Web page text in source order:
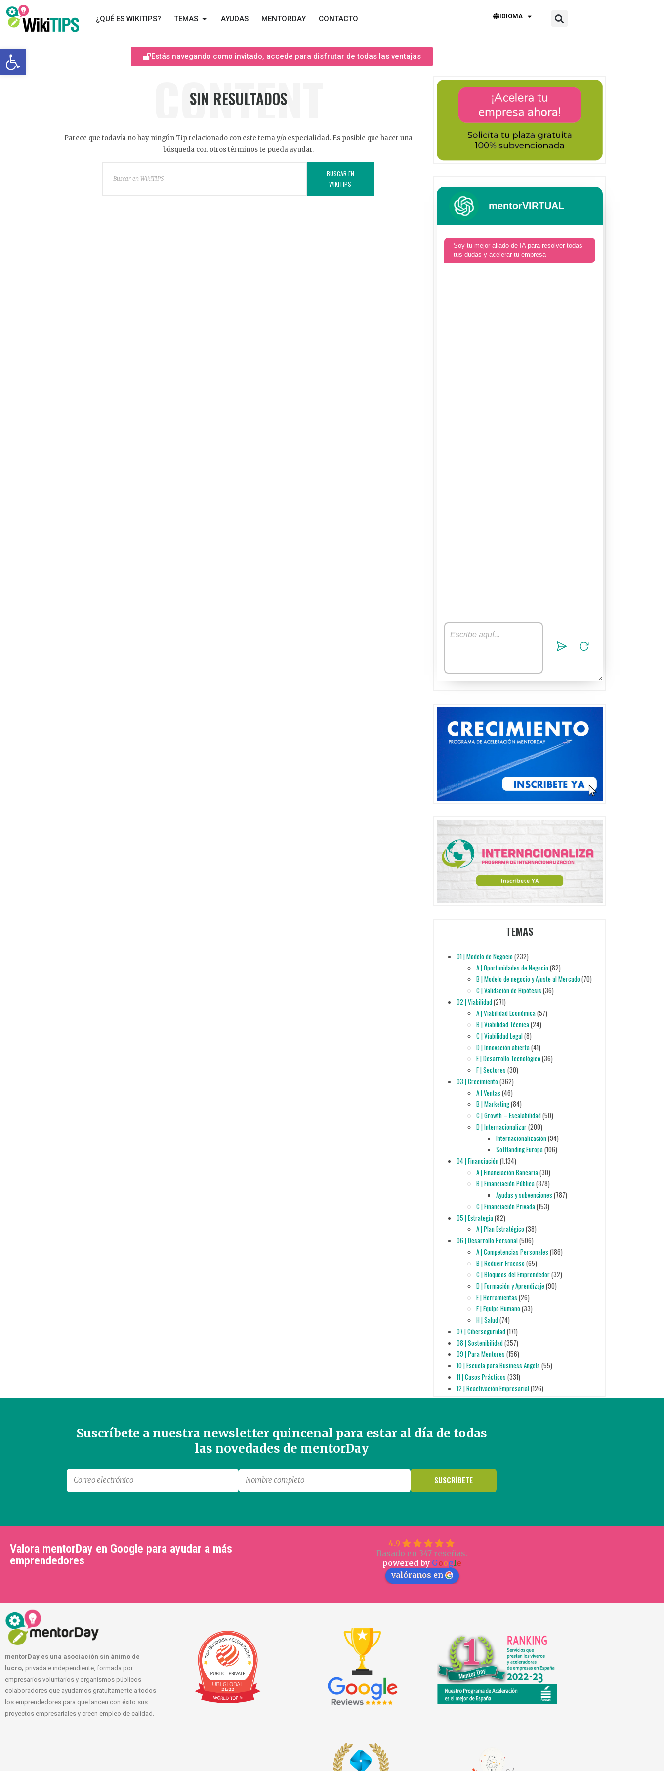
Abrir barra de herramientas
¿QUÉ ES WIKITIPS? TEMAS AYUDAS MENTORDAY CONTACTO IDIOMA
Estás navegando como invitado, accede para disfrutar de todas las ventajas
CONTENT
SIN RESULTADOS
Parece que todavía no hay ningún Tip relacionado con este tema y/o especialidad. Es posible que hacer una
búsqueda con otros términos te pueda ayudar.
BUSCAR EN
WIKITIPS
mentorVIRTUAL
Soy tu mejor aliado de IA para resolver todas
tus dudas y acelerar tu empresa
TEMAS
01 | Modelo de Negocio(232)
A | Oportunidades de Negocio(82)
B | Modelo de negocio y Ajuste al Mercado(70)
C | Validación de Hipótesis (36)
02 | Viabilidad(271)
A | Viabilidad Económica(57)
B | Viabilidad Técnica(24)
C | Viabilidad Legal(8)
D | Innovación abierta(41)
E | Desarrollo Tecnológico(36)
F | Sectores (30)
03 | Crecimiento(362)
A | Ventas (46)
B | Marketing(84)
C | Growth – Escalabilidad(50)
D | Internacionalizar(200)
Internacionalización(94)
Softlanding Europa(106)
04 | Financiación(1.134)
A | Financiación Bancaria(30)
B | Financiación Pública(878)
Ayudas y subvenciones (787)
C | Financiación Privada(153)
05 | Estrategia(82)
A | Plan Estratégico(38)
06 | Desarrollo Personal(506)
A | Competencias Personales (186)
B | Reducir Fracaso(65)
C | Bloqueos del Emprendedor(32)
D | Formación y Aprendizaje (90)
E | Herramientas (26)
F | Equipo Humano(33)
H | Salud(74)
07 | Ciberseguridad(171)
08 | Sostenibilidad(357)
09 | Para Mentores (156)
10 | Escuela para Business Angels (55)
11 | Casos Prácticos (331)
12 | Reactivación Empresarial(126)
Suscríbete a nuestra newsletter quincenal para estar al día de todas
las novedades de mentorDay
Valora mentorDay en Google para ayudar a más
emprendedores
4.9
Basado en 347 reseñas.
powered by Google
valóranos en
mentorDay es una asociación sin ánimo de
lucro, privada e independiente, formada por
empresarios voluntarios y organismos públicos
colaboradores que ayudamos gratuitamente a todos
los emprendedores para que lancen con éxito sus
proyectos empresariales y creen empleo de calidad.